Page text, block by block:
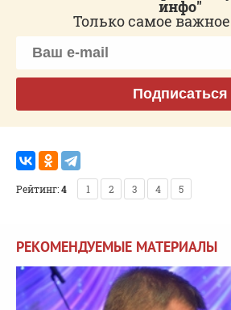
инфо"
Только самое
Подписаться
Рейтинг:4 1 2 3 4 5
РЕКОМЕНДУЕМЫЕ МАТЕРИАЛЫ